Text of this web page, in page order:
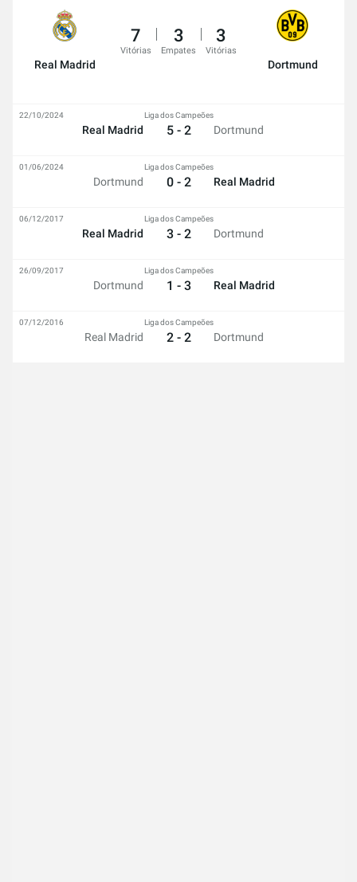
Real Madrid
7
Vitórias
3
Empates
3
Vitórias
Dortmund
Real Madrid
Liga dos Campeões
5 - 2 Dortmund
22/10/2024
Dortmund
Liga dos Campeões
0 - 2 Real Madrid
01/06/2024
Real Madrid
Liga dos Campeões
3 - 2 Dortmund
06/12/2017
Dortmund
Liga dos Campeões
1 - 3 Real Madrid
26/09/2017
Real Madrid
Liga dos Campeões
2 - 2 Dortmund
07/12/2016